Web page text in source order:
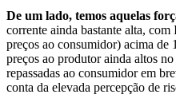
De um lado, temos aquelas
corrente ainda bastante alta,
preços ao consumidor) acima de
preços ao produtor ainda altos
repassadas ao consumidor em
conta da elevada percepção de